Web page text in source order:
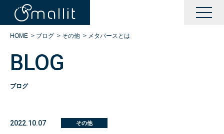
KAIZENサポート
HOME > ブログ > その他 > メタバースとは
BLOG
ブログ
2022.10.07 その他